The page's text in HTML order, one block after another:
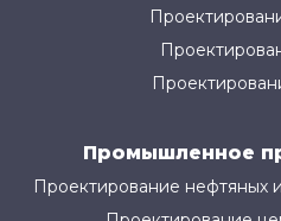
Промышленное
Проектирование нефтяных